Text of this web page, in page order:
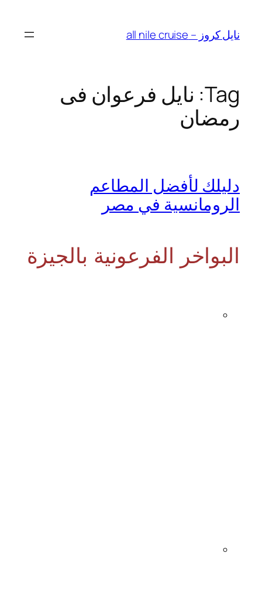
content
نايل كروز – all nile cruise
Tag: نايل فرعوان فى
رمضان
دليلك لأفضل المطاعم
الرومانسية في مصر
البواخر الفرعونية بالجيزة